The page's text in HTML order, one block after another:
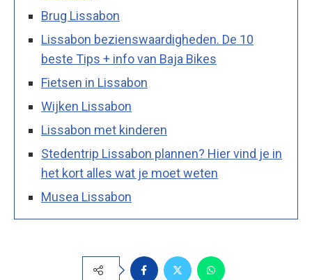
Brug Lissabon
Lissabon bezienswaardigheden. De 10
beste Tips + info van Baja Bikes
Fietsen in Lissabon
Wijken Lissabon
Lissabon met kinderen
Stedentrip Lissabon plannen? Hier vind je in
het kort alles wat je moet weten
Musea Lissabon